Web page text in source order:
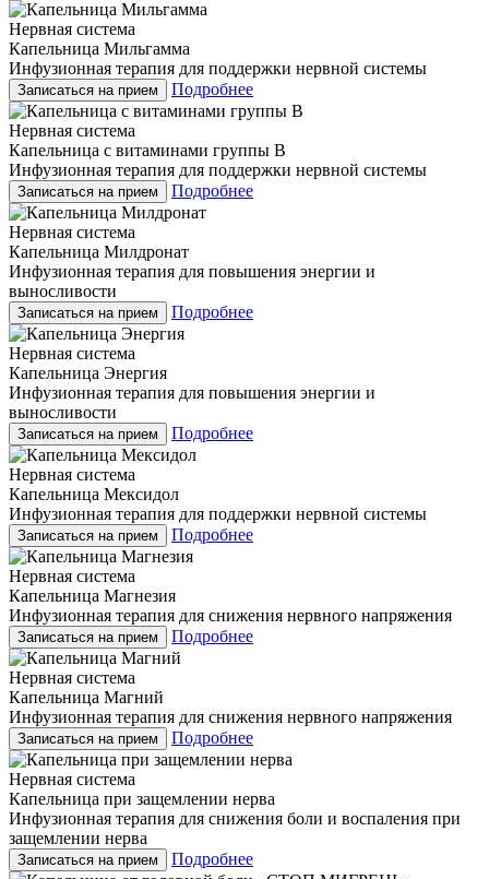
Нервная система
Капельница Мильгамма
Инфузионная терапия для поддержки нервной системы
Записаться на прием Подробнее
Нервная система
Капельница с витаминами группы B
Инфузионная терапия для поддержки нервной системы
Записаться на прием Подробнее
Нервная система
Капельница Милдронат
Инфузионная терапия для повышения энергии и
выносливости
Записаться на прием Подробнее
Нервная система
Капельница Энергия
Инфузионная терапия для повышения энергии и
выносливости
Записаться на прием Подробнее
Нервная система
Капельница Мексидол
Инфузионная терапия для поддержки нервной системы
Записаться на прием Подробнее
Нервная система
Капельница Магнезия
Инфузионная терапия для снижения нервного напряжения
Записаться на прием Подробнее
Нервная система
Капельница Магний
Инфузионная терапия для снижения нервного напряжения
Записаться на прием Подробнее
Нервная система
Капельница при защемлении нерва
Инфузионная терапия для снижения боли и воспаления при
защемлении нерва
Записаться на прием Подробнее